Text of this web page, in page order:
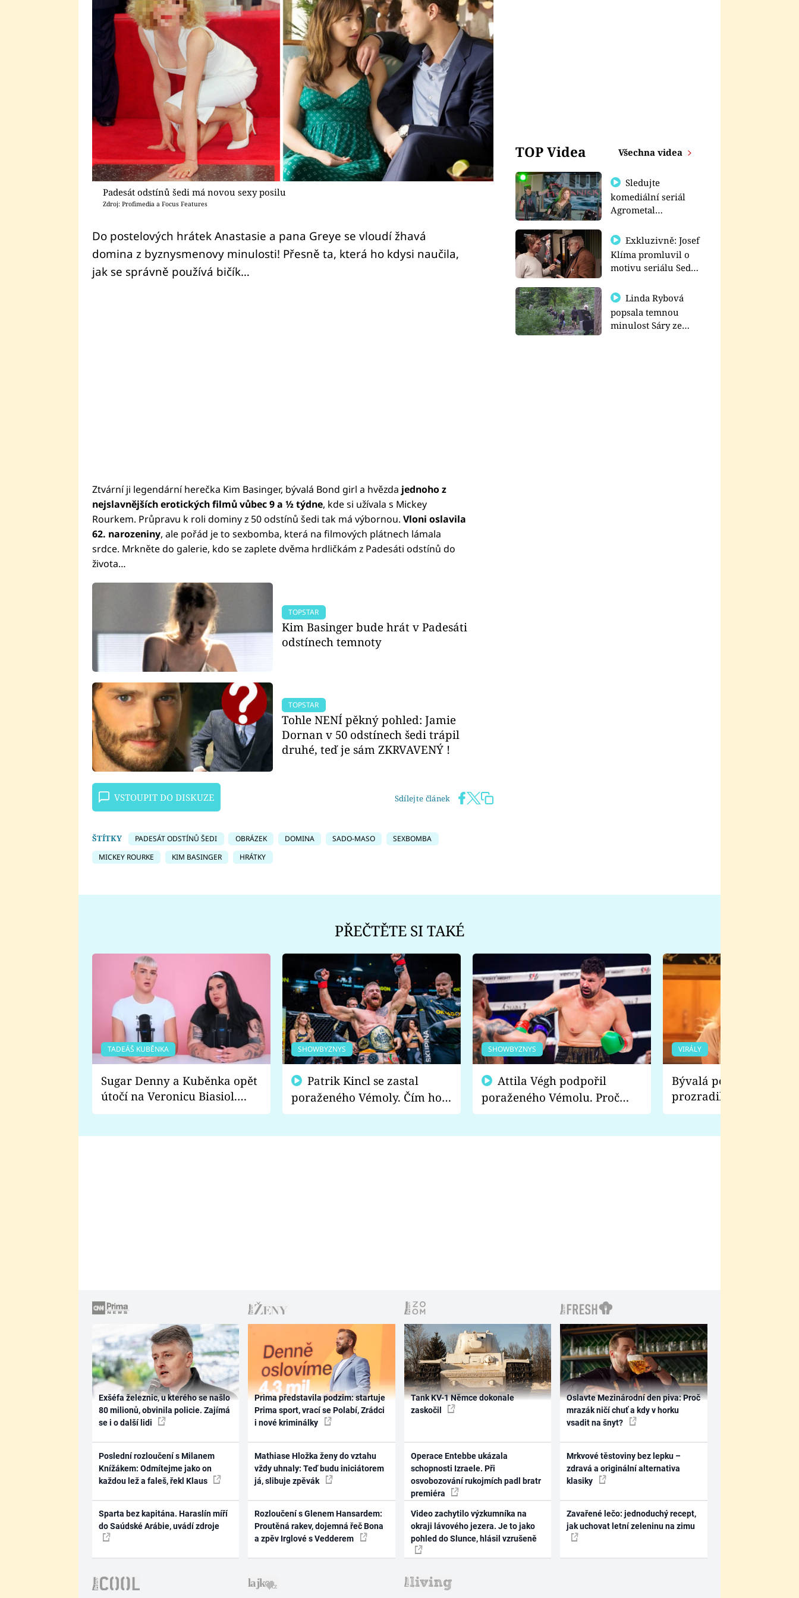
Padesát odstínů šedi má novou sexy posilu
Zdroj: Profimedia a Focus Features
Do postelových hrátek Anastasie a pana Greye se vloudí žhavá
domina z byznysmenovy minulosti! Přesně ta, která ho kdysi naučila,
jak se správně používá bičík…
Ztvární ji legendární herečka Kim Basinger, bývalá Bond girl a hvězda jednoho z
nejslavnějších erotických filmů vůbec 9 a ½ týdne, kde si užívala s Mickey
Rourkem. Průpravu k roli dominy z 50 odstínů šedi tak má výbornou. Vloni oslavila
62. narozeniny, ale pořád je to sexbomba, která na filmových plátnech lámala
srdce. Mrkněte do galerie, kdo se zaplete dvěma hrdličkám z Padesáti odstínů do
života…
TOPSTAR
Kim Basinger bude hrát v Padesáti
odstínech temnoty
TOPSTAR
Tohle NENÍ pěkný pohled: Jamie
Dornan v 50 odstínech šedi trápil
druhé, teď je sám ZKRVAVENÝ !
VSTOUPIT DO DISKUZE Sdílejte článek
ŠTÍTKY PADESÁT ODSTÍNŮ ŠEDI OBRÁZEK DOMINA SADO-MASO
SEXBOMBA
MICKEY ROURKE
KIM BASINGER HRÁTKY
TOP Videa Všechna videa
Sledujte
komediální seriál
Agrometal
prima+
Exkluzivně: Josef
Klíma promluvil o
motivu seriálu Sedm
Linda Rybová
popsala temnou
minulost Sáry ze
PŘEČTĚTE SI TAKÉ
TADEÁŠ KUBĚNKA
Sugar Denny a Kuběnka opět
útočí na Veronicu Biasiol.
Proč je podle nich falešná a
SHOWBYZNYS
poraženého Vémoly. Čím ho
fanoušci naštvali?
SHOWBYZNYS
poraženého Vémolu. Proč
chce raději zápasit s ním než
VIRÁLY
Bývalá pornoherečka
prozradila, co ji
natáčení Euforie.
Exšéfa železnic, u kterého se našlo
80 milionů, obvinila policie. Zajímá
se i o další lidi
Poslední rozloučení s Milanem
Knížákem: Odmítejme jako on
každou lež a faleš, řekl Klaus
Sparta bez kapitána. Haraslín míří
do Saúdské Arábie, uvádí zdroje
Prima představila podzim: startuje
Prima sport, vrací se Polabí, Zrádci
i nové kriminálky
Mathiase Hložka ženy do vztahu
vždy uhnaly: Teď budu iniciátorem
já, slibuje zpěvák
Rozloučení s Glenem Hansardem:
Proutěná rakev, dojemná řeč Bona
a zpěv Irglové s Vedderem
Tank KV-1 Němce dokonale
zaskočil
Operace Entebbe ukázala
schopnosti Izraele. Při
osvobozování rukojmích padl bratr
premiéra
Video zachytilo výzkumníka na
okraji lávového jezera. Je to jako
pohled do Slunce, hlásil vzrušeně
Oslavte Mezinárodní den piva: Proč
mrazák ničí chuť a kdy v horku
vsadit na šnyt?
Mrkvové těstoviny bez lepku –
zdravá a originální alternativa
klasiky
Zavařené lečo: jednoduchý recept,
jak uchovat letní zeleninu na zimu